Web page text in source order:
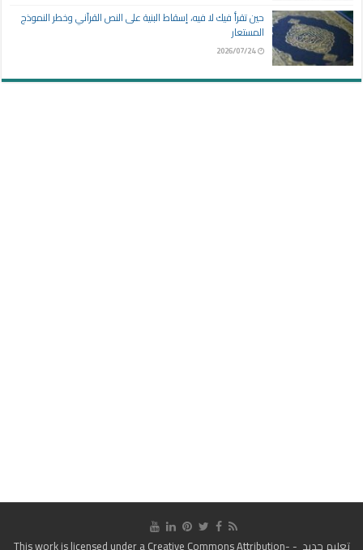
حين تقرأ فيك لا فيه، إسقاط البنية على النص القرآني وخطر النموذج
المستعار
2026/07/24
تعليم جديد - This work is licensed under a
Creative Commons Attribution-